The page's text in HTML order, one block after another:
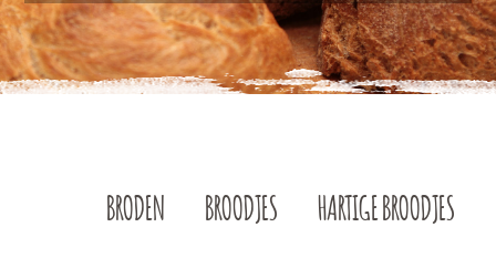
BRODEN BROODJES HARTIGE BROODJES